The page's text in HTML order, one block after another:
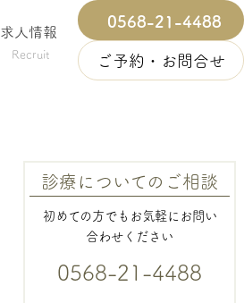
求人情報
Recruit
0568-21-4488
ご予約・お問合せ
診療についてのご相談
初めての方でもお気軽にお問い
合わせください
0568-21-4488